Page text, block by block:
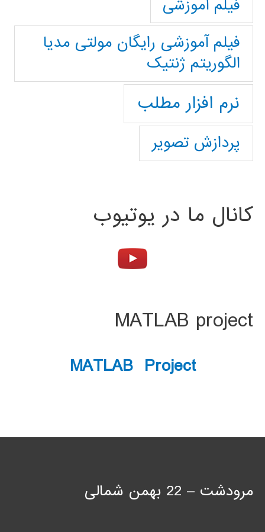
فیلم آموزشی
فیلم آموزشی رایگان مولتی مدیا
الگوریتم ژنتیک
نرم افزار مطلب
پردازش تصویر
کانال ما در یوتیوب
MATLAB project
MATLAB Project
مرودشت – 22 بهمن شمالی